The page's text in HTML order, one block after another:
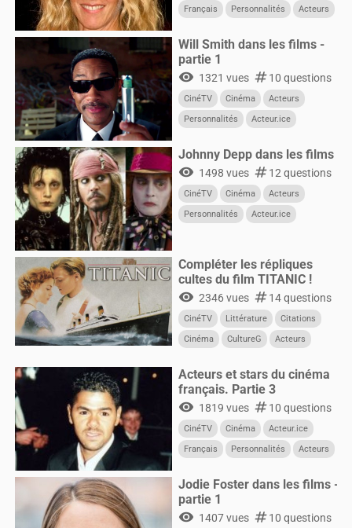
Français
Personnalités
Acteurs
Will Smith dans les films -
partie 1
visibility 1321 vues numbers10 questions
CinéTV Cinéma
Acteurs
Personnalités
Acteur.ice
Johnny Depp dans les films
visibility 1498 vues numbers12 questions
CinéTV Cinéma
Acteurs
Personnalités
Acteur.ice
Compléter les répliques
cultes du film TITANIC !
visibility 2346 vues numbers14 questions
CinéTV Littérature
Citations
Cinéma
CultureG
Acteurs
Acteurs et stars du cinéma
français. Partie 3
visibility 1819 vues numbers10 questions
CinéTV Cinéma
Acteur.ice
Français
Personnalités Acteurs
Jodie Foster dans les films -
partie 1
visibility 1407 vues numbers10 questions